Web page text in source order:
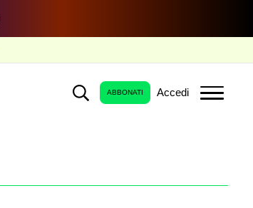
ABBONATI Accedi